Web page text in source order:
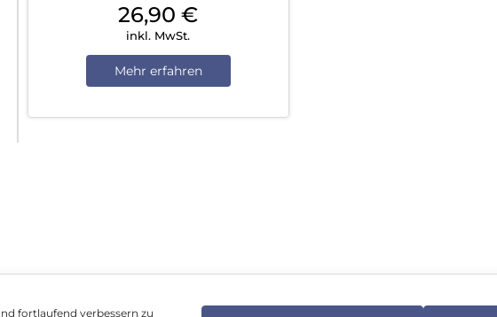
fortlaufend verbessern zu
26,90€
inkl. MwSt.
Mehr erfahren